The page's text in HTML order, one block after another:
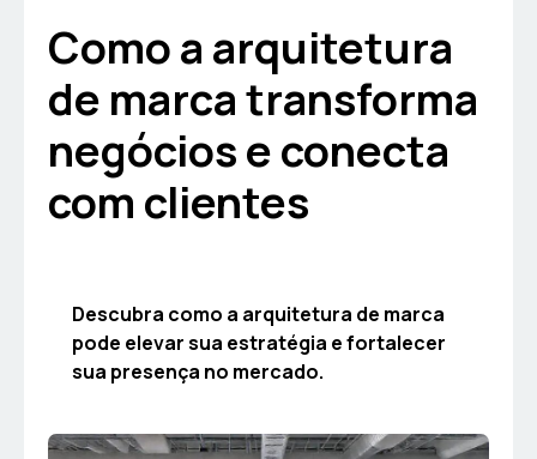
Como a arquitetura
de marca transforma
negócios e conecta
com clientes
Descubra como a arquitetura de marca
pode elevar sua estratégia e fortalecer
sua presença no mercado.